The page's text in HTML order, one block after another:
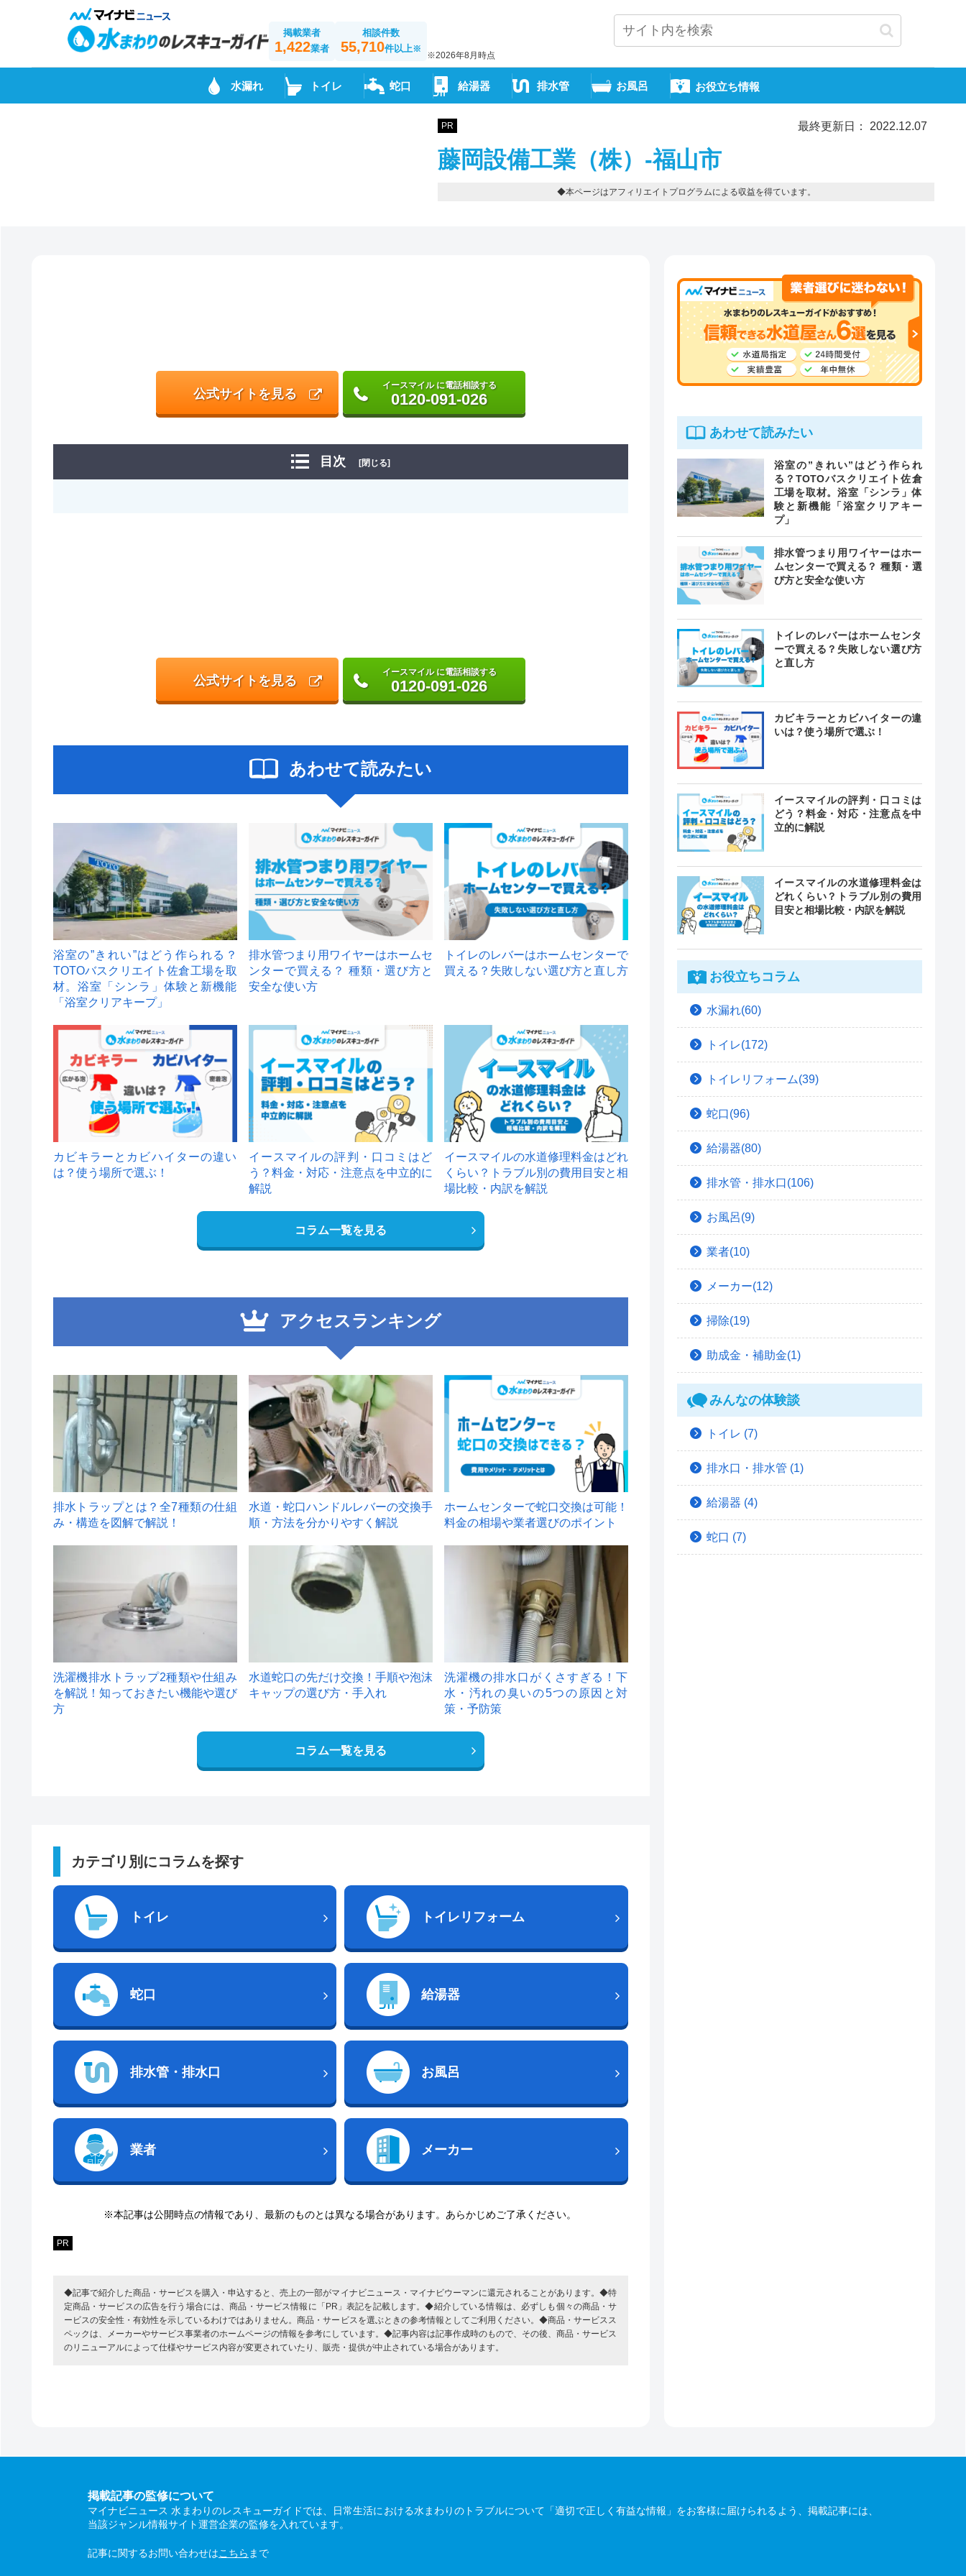
掲載業者
1,422業者
相談件数
55,710件以上※
※2026年8月時点
水漏れ トイレ 蛇口 給湯器 排水管 お風呂 お役立ち情報
PR 最終更新日： 2022.12.07
藤岡設備工業（株）-福山市
◆本ページはアフィリエイトプログラムによる収益を得ています。
公式サイトを見る
イースマイル に電話相談する
0120-091-026
目次 [閉じる]
公式サイトを見る
イースマイル に電話相談する
0120-091-026
あわせて読みたい
浴室の”きれい”はどう作られる？
TOTOバスクリエイト佐倉工場を取
材。浴室「シンラ」体験と新機能
「浴室クリアキープ」
排水管つまり用ワイヤーはホームセ
ンターで買える？ 種類・選び方と
安全な使い方
トイレのレバーはホームセンターで
買える？失敗しない選び方と直し方
カビキラーとカビハイターの違い
は？使う場所で選ぶ！
イースマイルの評判・口コミはど
う？料金・対応・注意点を中立的に
解説
イースマイルの水道修理料金はどれ
くらい？トラブル別の費用目安と相
場比較・内訳を解説
コラム一覧を見る
アクセスランキング
1
排水トラップとは？全7種類の仕組
み・構造を図解で解説！
2
水道・蛇口ハンドルレバーの交換手
順・方法を分かりやすく解説
ホームセンターで蛇口交換は可能！
料金の相場や業者選びのポイント
洗濯機排水トラップ2種類や仕組み
を解説！知っておきたい機能や選び
方
水道蛇口の先だけ交換！手順や泡沫
キャップの選び方・手入れ
洗濯機の排水口がくさすぎる！下
水・汚れの臭いの5つの原因と対
策・予防策
コラム一覧を見る
カテゴリ別にコラムを探す
トイレ トイレリフォーム
蛇口 給湯器
排水管・排水口 お風呂
業者 メーカー
※本記事は公開時点の情報であり、最新のものとは異なる場合があります。あらかじめご了承ください。
PR
◆記事で紹介した商品・サービスを購入・申込すると、売上の一部がマイナビニュース・マイナビウーマンに還元されることがあります。◆特
定商品・サービスの広告を行う場合には、商品・サービス情報に「PR」表記を記載します。◆紹介している情報は、必ずしも個々の商品・サ
ービスの安全性・有効性を示しているわけではありません。商品・サービスを選ぶときの参考情報としてご利用ください。◆商品・サービスス
ペックは、メーカーやサービス事業者のホームページの情報を参考にしています。◆記事内容は記事作成時のもので、その後、商品・サービス
のリニューアルによって仕様やサービス内容が変更されていたり、販売・提供が中止されている場合があります。
あわせて読みたい
浴室の”きれい”はどう作られ
る？TOTOバスクリエイト佐倉
工場を取材。浴室「シンラ」体
験と新機能「浴室クリアキー
プ」
排水管つまり用ワイヤーはホー
ムセンターで買える？ 種類・選
び方と安全な使い方
トイレのレバーはホームセンタ
ーで買える？失敗しない選び方
と直し方
カビキラーとカビハイターの違
いは？使う場所で選ぶ！
イースマイルの評判・口コミは
どう？料金・対応・注意点を中
立的に解説
イースマイルの水道修理料金は
どれくらい？トラブル別の費用
目安と相場比較・内訳を解説
お役立ちコラム
水漏れ(60)
トイレ(172)
トイレリフォーム(39)
蛇口(96)
給湯器(80)
排水管・排水口(106)
お風呂(9)
業者(10)
メーカー(12)
掃除(19)
助成金・補助金(1)
みんなの体験談
トイレ (7)
排水口・排水管 (1)
給湯器 (4)
蛇口 (7)
掲載記事の監修について
マイナビニュース 水まわりのレスキューガイドでは、日常生活における水まわりのトラブルについて「適切で正しく有益な情報」をお客様に届けられるよう、掲載記事には、
当該ジャンル情報サイト運営企業の監修を入れています。
記事に関するお問い合わせはこちら まで